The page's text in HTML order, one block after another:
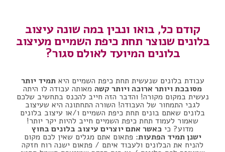
קודם כל, בואו ונבין במה שונה עיצוב
בלונים שנוצר תחת כיפת השמיים מעיצוב
בלונים המיועד לאולם סגור?
עבודת בלונים שנעשית תחת כיפת השמיים היא תמיד יותר
מסובכת ויותר ארוכה ויותר קשה מאותה עבודה לו היתה
נעשית במקום מקורה! והדבר הזה חייב להכנס בתחשיב שלכם
לגבי התמחור של העבודה! השורה התחתונה היא שעיצוב
בלונים שאתם בונים תחת כיפת השמיים ו/או עיצוב בלונים
שאמור לעמוד תחת כיפת השמיים חייב להיות יקר יותר!
מדוע? כי כאשר אתם יוצרים עיצוב בלונים בחוץ
ישנן תמיד הפתעות: פתאום אתם מגלים שאין לכם מקום
להניח את הבלונים ולעבוד איתם / פתאום ישנה רוח חזקה